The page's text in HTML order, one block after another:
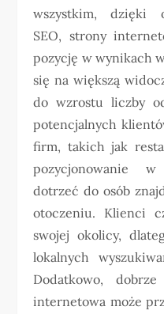
wszystkim, dzięki
SEO, strony
pozycję w wynikach
się na większą
do wzrostu liczby
potencjalnych
firm, takich jak
pozycjonowanie w
dotrzeć do osób
otoczeniu. Klienci
swojej okolicy,
lokalnych
Dodatkowo,
internetowa może